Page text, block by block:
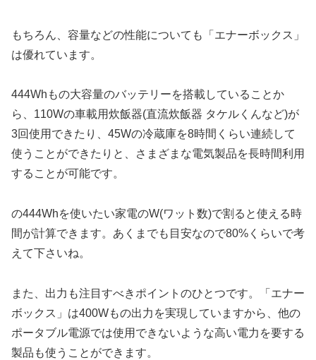
もちろん、容量などの性能についても「エナーボックス」
は優れています。
444Whもの大容量のバッテリーを搭載していることか
ら、110Wの車載用炊飯器(直流炊飯器 タケルくんなど)が
3回使用できたり、45Wの冷蔵庫を8時間くらい連続して
使うことができたりと、さまざまな電気製品を長時間利用
することが可能です。
の444Whを使いたい家電のW(ワット数)で割ると使える時
間が計算できます。あくまでも目安なので80%くらいで考
えて下さいね。
また、出力も注目すべきポイントのひとつです。「エナー
ボックス」は400Wもの出力を実現していますから、他の
ポータブル電源では使用できないような高い電力を要する
製品も使うことができます。